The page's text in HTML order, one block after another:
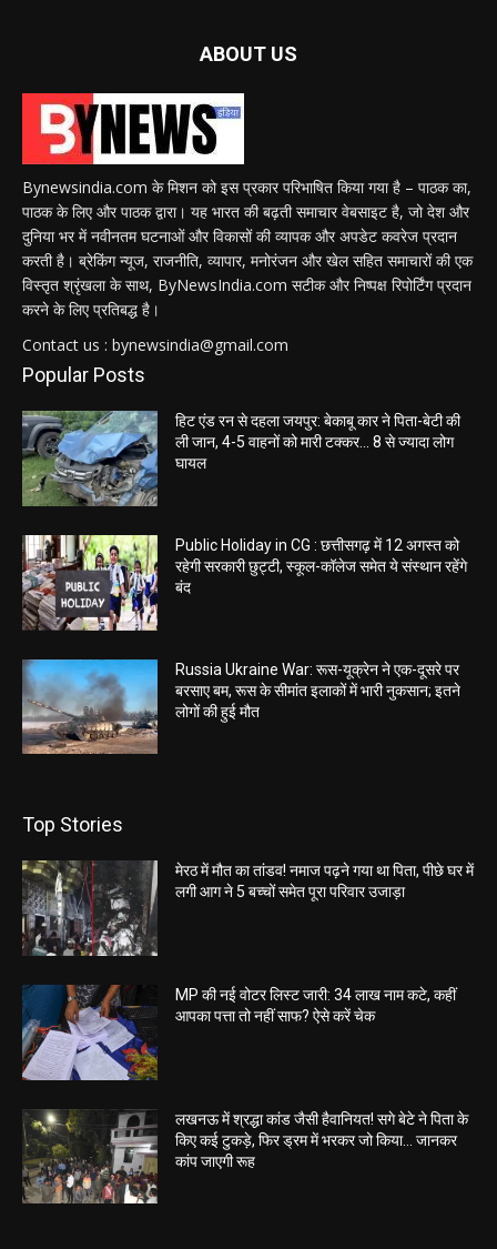
ABOUT US
Bynewsindia.com के मिशन को इस प्रकार परिभाषित किया गया है – पाठक का,
पाठक के लिए और पाठक द्वारा। यह भारत की बढ़ती समाचार वेबसाइट है, जो देश और
दुनिया भर में नवीनतम घटनाओं और विकासों की व्यापक और अपडेट कवरेज प्रदान
करती है। ब्रेकिंग न्यूज, राजनीति, व्यापार, मनोरंजन और खेल सहित समाचारों की एक
विस्तृत श्रृंखला के साथ, ByNewsIndia.com सटीक और निष्पक्ष रिपोर्टिंग प्रदान
करने के लिए प्रतिबद्ध है।
Contact us : bynewsindia@gmail.com
Popular Posts
हिट एंड रन से दहला जयपुर: बेकाबू कार ने पिता-बेटी की
ली जान, 4-5 वाहनों को मारी टक्कर… 8 से ज्यादा लोग
घायल
Public Holiday in CG : छत्तीसगढ़ में 12 अगस्त को
रहेगी सरकारी छुट्टी, स्कूल-कॉलेज समेत ये संस्थान रहेंगे
बंद
Russia Ukraine War: रूस-यूक्रेन ने एक-दूसरे पर
बरसाए बम, रूस के सीमांत इलाकों में भारी नुकसान; इतने
लोगों की हुई मौत
Top Stories
मेरठ में मौत का तांडव! नमाज पढ़ने गया था पिता, पीछे घर में
लगी आग ने 5 बच्चों समेत पूरा परिवार उजाड़ा
MP की नई वोटर लिस्ट जारी: 34 लाख नाम कटे, कहीं
आपका पत्ता तो नहीं साफ? ऐसे करें चेक
लखनऊ में श्रद्धा कांड जैसी हैवानियत! सगे बेटे ने पिता के
किए कई टुकड़े, फिर ड्रम में भरकर जो किया… जानकर
कांप जाएगी रूह